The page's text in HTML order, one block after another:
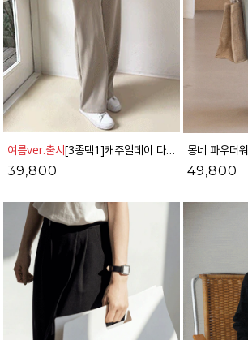
여름ver.출시[3종택1]캐주얼데이 다이어트밴딩 슬랙스_41SL1766
39,800
49,800